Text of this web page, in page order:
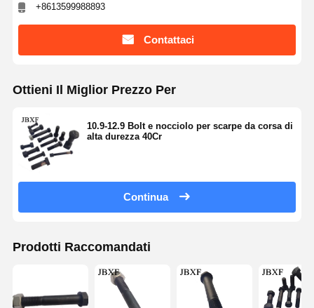
+8613599988893
Contattaci
Ottieni Il Miglior Prezzo Per
10.9-12.9 Bolt e nocciolo per scarpe da corsa di
alta durezza 40Cr
Continua
Prodotti Raccomandati